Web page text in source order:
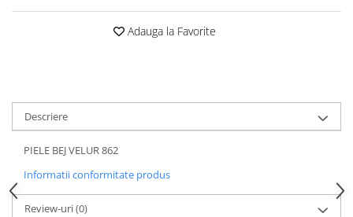
Adauga la Favorite
Descriere
PIELE BEJ VELUR 862
Informatii conformitate produs
Review-uri(0)